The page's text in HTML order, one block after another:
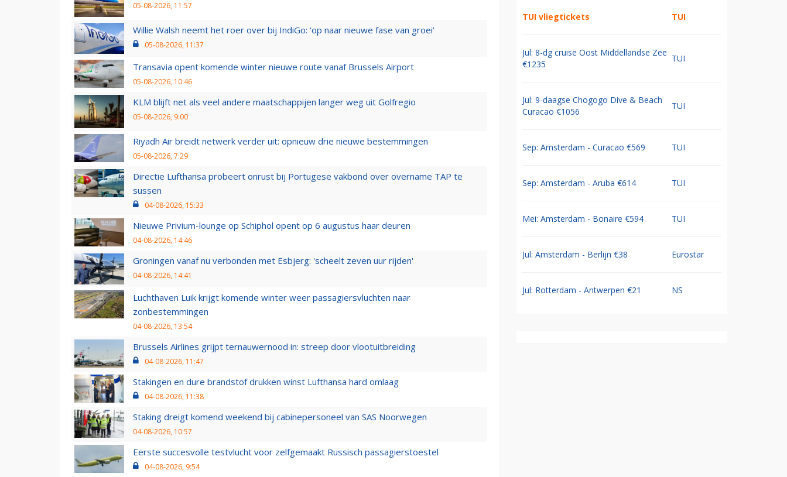
05-08-2026, 11:57
Willie Walsh neemt het roer over bij IndiGo: 'op naar nieuwe fase van groei'
05-08-2026, 11:37
Transavia opent komende winter nieuwe route vanaf Brussels Airport
05-08-2026, 10:46
KLM blijft net als veel andere maatschappijen langer weg uit Golfregio
05-08-2026, 9:00
Riyadh Air breidt netwerk verder uit: opnieuw drie nieuwe bestemmingen
05-08-2026, 7:29
Directie Lufthansa probeert onrust bij Portugese vakbond over overname TAP te
sussen
04-08-2026, 15:33
Nieuwe Privium-lounge op Schiphol opent op 6 augustus haar deuren
04-08-2026, 14:46
Groningen vanaf nu verbonden met Esbjerg: 'scheelt zeven uur rijden'
04-08-2026, 14:41
Luchthaven Luik krijgt komende winter weer passagiersvluchten naar
zonbestemmingen
04-08-2026, 13:54
Brussels Airlines grijpt ternauwernood in: streep door vlootuitbreiding
04-08-2026, 11:47
Stakingen en dure brandstof drukken winst Lufthansa hard omlaag
04-08-2026, 11:38
Staking dreigt komend weekend bij cabinepersoneel van SAS Noorwegen
04-08-2026, 10:57
Eerste succesvolle testvlucht voor zelfgemaakt Russisch passagierstoestel
04-08-2026, 9:54
TUI vliegtickets TUI
Jul: 8-dg cruise Oost Middellandse Zee
€1235
TUI
Jul: 9-daagse Chogogo Dive & Beach
Curacao €1056
TUI
Sep: Amsterdam - Curacao €569 TUI
Sep: Amsterdam - Aruba €614 TUI
Mei: Amsterdam - Bonaire €594 TUI
Jul: Amsterdam - Berlijn €38 Eurostar
Jul: Rotterdam - Antwerpen €21 NS